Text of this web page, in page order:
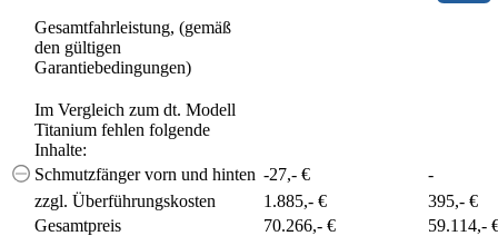
Gesamtfahrleistung, (gemäß
den gültigen
Garantiebedingungen)
Im Vergleich zum dt. Modell
Titanium fehlen folgende
Inhalte:
Schmutzfänger vorn und hinten -27,- €
-
zzgl. Überführungskosten
1.885,- €
395,- €
Gesamtpreis
70.266,- €
59.114,-